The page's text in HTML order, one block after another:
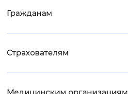
Гражданам
Страхователям